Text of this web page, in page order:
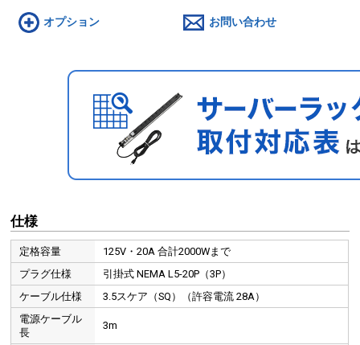
オプション お問い合わせ
仕様
定格容量
125V・20A 合計2000Wまで
プラグ仕様
引掛式 NEMA L5-20P（3P）
ケーブル仕様
3.5スケア（SQ）（許容電流 28A）
電源ケーブル
長
3m